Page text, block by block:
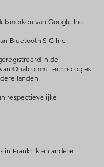
van Google Inc.
Bluetooth SIG Inc.
in de
Qualcomm Technologies
landen.
respectievelijke
in Frankrijk en andere